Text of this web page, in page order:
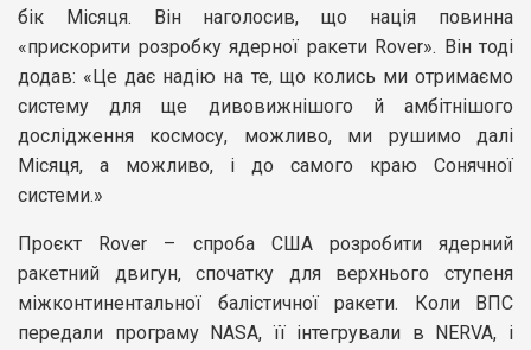
бік Місяця. Він наголосив, що нація повинна
«прискорити розробку ядерної ракети Rover». Він тоді
додав: «Це дає надію на те, що колись ми отримаємо
систему для ще дивовижнішого й амбітнішого
дослідження космосу, можливо, ми рушимо далі
Місяця, а можливо, і до самого краю Сонячної
системи.»
Проєкт Rover – спроба США розробити ядерний
ракетний двигун, спочатку для верхнього ступеня
міжконтинентальної балістичної ракети. Коли ВПС
передали програму NASA, її інтегрували в NERVA, і